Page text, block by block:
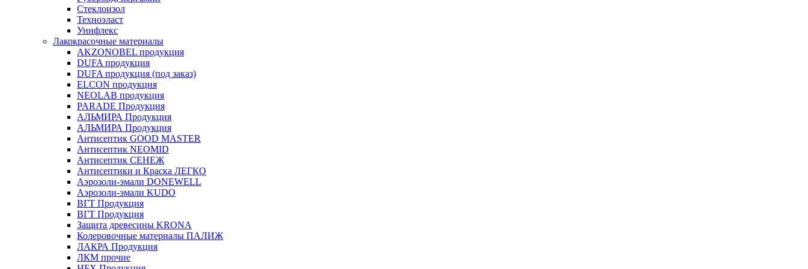
Стеклоизол
Техноэласт
Унифлекс
Лакокрасочные материалы
AKZONOBEL продукция
DUFA продукция
DUFA продукция (под заказ)
ELCON продукция
NEOLAB продукция
PARADE Продукция
АЛЬМИРА Продукция
АЛЬМИРА Продукция
Антисептик GOOD MASTER
Антисептик NEOMID
Антисептик СЕНЕЖ
Антисептики и Краска ЛЕГКО
Аэрозоли-эмали DONEWELL
Аэрозоли-эмали KUDO
ВГТ Продукция
ВГТ Продукция
Защита древесины KRONA
Колеровочные материалы ПАЛИЖ
ЛАКРА Продукция
ЛКМ прочие